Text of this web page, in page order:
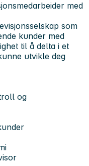
med
som
kunder med
til å delta i et
utvikle deg
og